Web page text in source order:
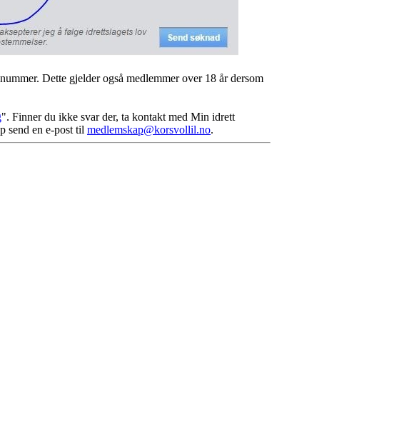
Dette gjelder også medlemmer over 18 år dersom
". Finner du ikke svar der, ta kontakt med Min idrett
send en e-post til medlemskap@korsvollil.no.